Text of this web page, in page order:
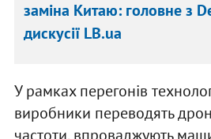
заміна Китаю: головне з
дискусії LB.ua
У рамках перегонів
виробники переводять
частоти, впроваджують